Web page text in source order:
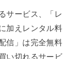
サービス、「レ
加えレンタル料
信」は完全無料
い切れるサービ